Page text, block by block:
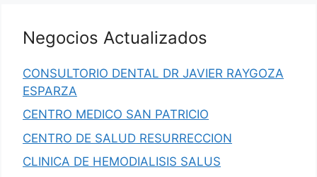
Negocios Actualizados
CONSULTORIO DENTAL DR JAVIER RAYGOZA
ESPARZA
CENTRO MEDICO SAN PATRICIO
CENTRO DE SALUD RESURRECCION
CLINICA DE HEMODIALISIS SALUS